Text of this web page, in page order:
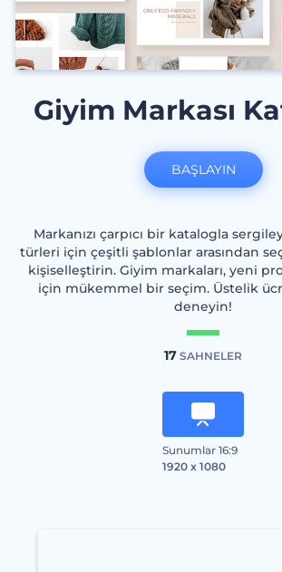
Giyim Markası
Markanızı çarpıcı bir katalogla
türleri için çeşitli şablonlar arasından
kişiselleştirin. Giyim markaları, yeni
için mükemmel bir seçim. Üstelik
deneyin!
17 SAHNELER
Sunumlar 16:9
1920 x 1080
BAŞLAYIN